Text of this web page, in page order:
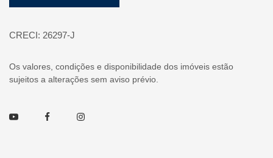
CRECI: 26297-J
Os valores, condições e disponibilidade dos imóveis estão
sujeitos a alterações sem aviso prévio.
Youtube FacebookInstagram